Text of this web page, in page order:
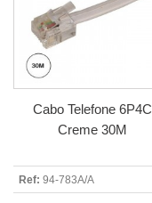
Cabo Telefone 6P4C
Creme 30M
Ref: 94-783A/A